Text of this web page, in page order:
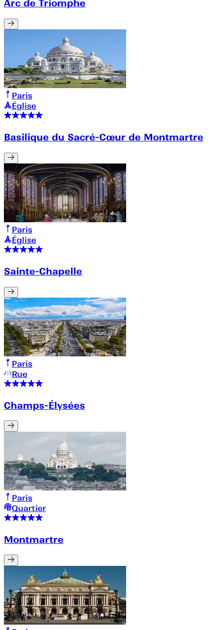
Arc de Triomphe
Paris
Église
Basilique du Sacré-Cœur de Montmartre
Paris
Église
Sainte-Chapelle
Paris
Rue
Champs-Élysées
Paris
Quartier
Montmartre